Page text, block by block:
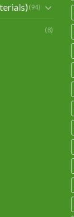
(94)
(8)